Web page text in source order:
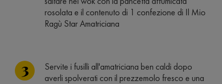
rosolata e il contenuto di 1 confezione di Il Mio
Ragù Star Amatriciana
Servite i fusilli all'amatriciana ben caldi dopo
averli spolverati con il prezzemolo fresco e una